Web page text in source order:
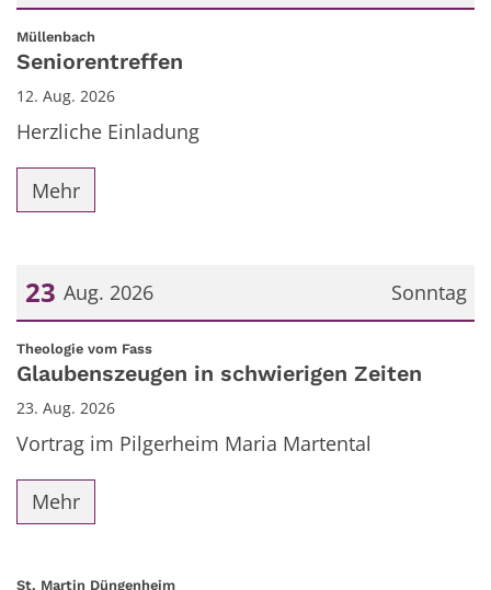
Datum: 12. August 2026
Müllenbach
Seniorentreffen
12. Aug. 2026
Herzliche Einladung
Mehr
Sonntag
23 Aug. 2026
Datum: 23. August 2026
Theologie vom Fass:
Glaubenszeugen in schwierigen Zeiten
23. Aug. 2026
Vortrag im Pilgerheim Maria Martental
Mehr
St. Martin Düngenheim: